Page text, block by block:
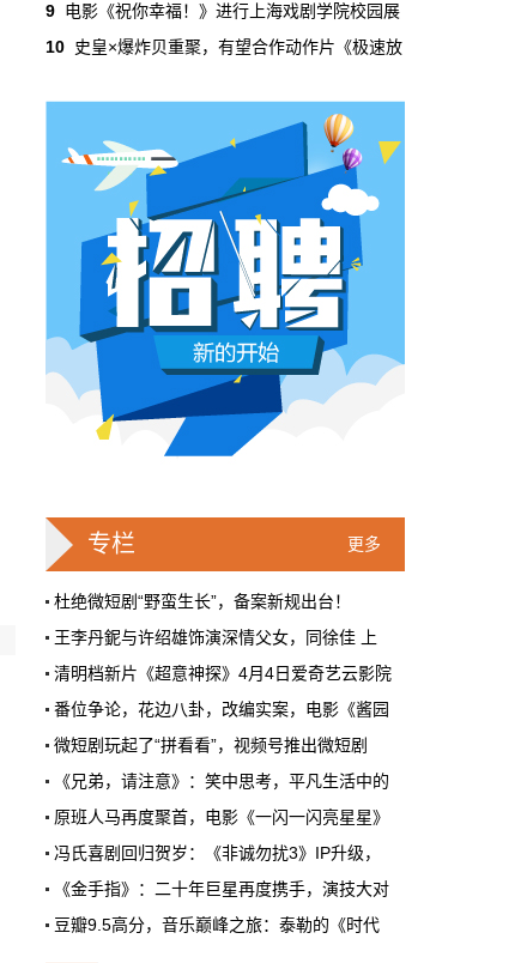
时间，年轻人在电影院里的占比缩水了一半还
多。20岁以下更夸张，从8.9%跌到2.9%，几
乎归零…
6月29日 10:20:00
AI短剧赢了数量，真人短剧赢了命
2026年一季度，全行业上线微短剧12.8万部，
其中AI短剧12.2万部，占比超过95%。真人短
剧？只剩几千部。你猜这95%的AI短剧，拿走
了多少流量？
本网原创
6月28日 13:03:00
戛纳一句"Fuck AI"，喊出了多少电影人
高定，而是一句话。
本网原创
6月28日 9:25:00
周星驰跑去拍AI短剧了，电影院还剩什
么？
5月31号，横店。63岁的周星驰穿着黑色夹克
出现在《食神2026》的开机现场。这部短剧改
编自他30年前的经典电影，竖屏拍摄，AI辅助
制作，成本400万。预计9月上线。
本网原创
6月28日 9:25:00
短剧从业者在评论区集体破防。有人说"今年开
机率比去年腰斩"，有人说"演员片酬从日薪800
本网原创
9 电影《祝你幸福！》进行上海戏剧学院校园展
10 史皇×爆炸贝重聚，有望合作动作片《极速放
更多
专栏
杜绝微短剧“野蛮生长”，备案新规出台！
王李丹鈮与许绍雄饰演深情父女，同徐佳 上
清明档新片《超意神探》4月4日爱奇艺云影院
番位争论，花边八卦，改编实案，电影《酱园
微短剧玩起了“拼看看”，视频号推出微短剧
《兄弟，请注意》：笑中思考，平凡生活中的
原班人马再度聚首，电影《一闪一闪亮星星》
冯氏喜剧回归贺岁：《非诚勿扰3》IP升级，
《金手指》：二十年巨星再度携手，演技大对
豆瓣9.5高分，音乐巅峰之旅：泰勒的《时代
科幻电影《749局》科影融合特别场于北京圆
电影《伟大征程》走进农业农村部，举行“红
主创分享《伟大征程》幕后，北舞学生还原演
电影《云上的云》在北京举行首映， 陈建斌